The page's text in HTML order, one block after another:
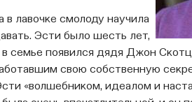
в лавочке смолоду научила
Эсти было шесть лет,
в семье появился дядя Джон
свою собственную
«волшебником, идеалом и